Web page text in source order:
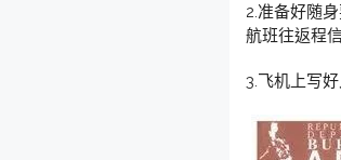
2.准备好随
航班往返程
3.飞机上写